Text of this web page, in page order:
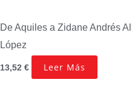
De Aquiles a ZidaneAndrés
López
13,52 € Leer Más